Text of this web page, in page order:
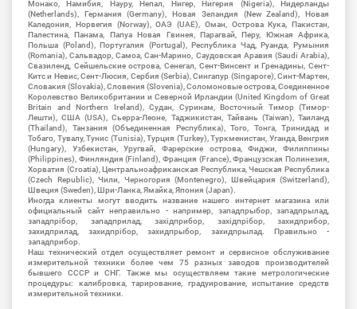
Монако, Намибия, Науру, Непал, Нигер, Нигерия (Nigeria), Нидерланды
(Netherlands), Германия (Germany), Новая Зеландия (New Zealand), Новая
Каледония, Норвегия (Norway), ОАЭ (UAE), Оман, Острова Кука, Пакистан,
Палестина, Панама, Папуа Новая Гвинея, Парагвай, Перу, Южная Африка,
Польша (Poland), Португалия (Portugal), Республика Чад, Руанда, Румыния
(Romania), Сальвадор, Самоа, Сан-Марино, Саудовская Аравия (Saudi Arabia),
Свазиленд, Сейшельские острова, Сенегал, Сент-Винсент и Гренадины, Сент-
Китс и Невис, Сент-Люсия, Сербия (Serbia), Сингапур (Singapore), Синт-Мартен,
Словакия (Slovakia), Словения (Slovenia), Соломоновые острова, Соединенное
Королевство Великобритании и Северной Ирландии (United Kingdom of Great
Britain and Northern Ireland), Судан, Суринам, Восточный Тимор (Тимор-
Лешти), США (USA), Сьерра-Леоне, Таджикистан, Тайвань (Taiwan), Таиланд
(Thailand), Танзания (Объединенная Республика), Того, Тонга, Тринидад и
Тобаго, Тувалу, Тунис (Tunisia), Турция (Turkey), Туркменистан, Уганда, Венгрия
(Hungary), Узбекистан, Уругвай, Фарерские острова, Фиджи, Филиппины
(Philippines), Финляндия (Finland), Франция (France), Французская Полинезия,
Хорватия (Croatia), Центральноафриканская Республика, Чешская Республика
(Czech Republic), Чили, Черногория (Montenegro), Швейцария (Switzerland),
Швеция (Sweden), Шри-Ланка, Ямайка, Япония (Japan).
Иногда клиенты могут вводить название нашего интернет магазина или
официальный сайт неправильно - например, западпрыбор, западпрылад,
западпрібор, западприлад, західприбор, західпрібор, захидприбор,
захидприлад, захидпрібор, захидпрыбор, захидпрылад. Правильно -
западприбор.
Наш технический отдел осуществляет ремонт и сервисное обслуживание
измерительной техники более чем 75 разных заводов производителей
бывшего СССР и СНГ. Также мы осуществляем такие метрологические
процедуры: калибровка, тарирование, градуирование, испытание средств
измерительной техники.